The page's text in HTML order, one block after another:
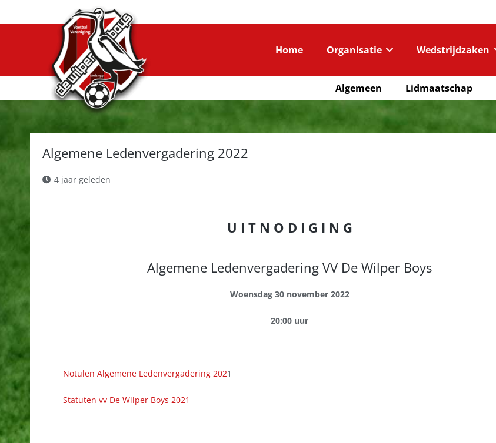
Home Organisatie Wedstrijdzaken
Algemeen Lidmaatschap
Algemene Ledenvergadering 2022
4 jaar geleden
U I T N O D I G I N G
Algemene Ledenvergadering VV De Wilper Boys
Woensdag 30 november 2022
20:00 uur
Notulen Algemene Ledenvergadering 2021
Statuten vv De Wilper Boys 2021